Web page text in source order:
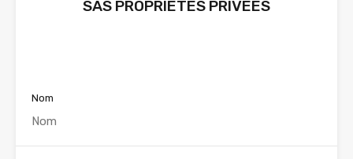
SAS PROPRIETES PRIVEES
Nom